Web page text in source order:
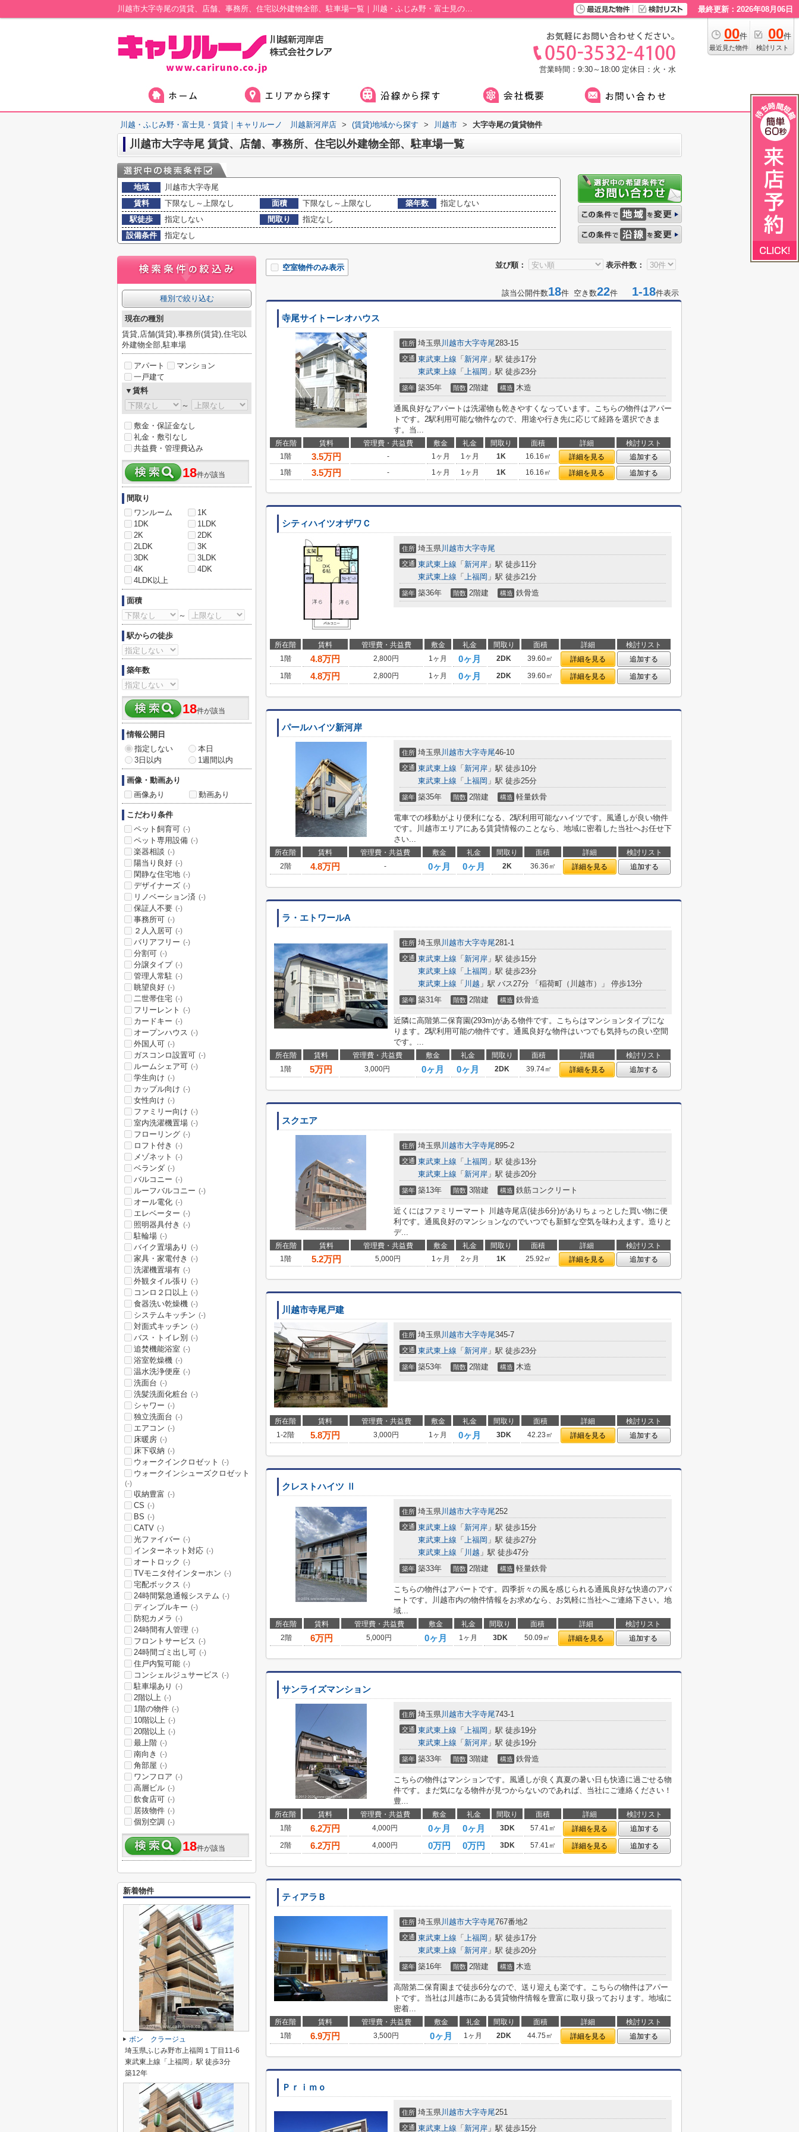
川越市大字寺尾の賃貸、店舗、事務所、住宅以外建物全部、駐車場一覧｜川越・ふじみ野・富士見の賃貸｜キャリルーノ 川越新河岸店 最終更新：2026年08月06日
00件
最近見た物件
00件
検討リスト
営業時間：9:30～18:00 定休日：火・水
川越・ふじみ野・富士見・賃貸｜キャリルーノ 川越新河岸店 > (賃貸)地域から探す > 川越市 > 大字寺尾の賃貸物件
川越市大字寺尾 賃貸、店舗、事務所、住宅以外建物全部、駐車場一覧
地域
川越市大字寺尾
賃料
下限なし～上限なし 面積 下限なし～上限なし 築年数
指定しない
駅徒歩
指定しない 間取り
指定なし
設備条件
指定なし
並び順： 表示件数：
空室物件のみ表示
該当公開件数18件 空き数22件 1-18件表示
寺尾サイトーレオハウス
住所 埼玉県川越市大字寺尾283-15
交通 東武東上線 「 新河岸 」駅 徒歩17分
東武東上線 「 上福岡 」駅 徒歩23分
築年 築35年 階数 2階建 構造 木造
通風良好なアパートは洗濯物も乾きやすくなっています。こちらの物件はアパー
トです。2駅利用可能な物件なので、用途や行き先に応じて経路を選択できま
す。当...
所在階 賃料 管理費・共益費 敷金 礼金 間取り 面積 詳細
検討リスト
1階
3.5万円 - 1ヶ月 1ヶ月 1K 16.16㎡ 詳細を見る
追加する
1階
3.5万円 - 1ヶ月 1ヶ月 1K 16.16㎡ 詳細を見る 追加する
シティハイツオザワＣ
住所 埼玉県川越市大字寺尾
交通 東武東上線 「 新河岸 」駅 徒歩11分
東武東上線 「 上福岡 」駅 徒歩21分
築年 築36年 階数 2階建 構造 鉄骨造
所在階 賃料 管理費・共益費 敷金 礼金 間取り 面積 詳細
検討リスト
1階
4.8万円 2,800円 1ヶ月 0ヶ月 2DK 39.60㎡ 詳細を見る
追加する
1階
4.8万円 2,800円 1ヶ月 0ヶ月 2DK 39.60㎡ 詳細を見る 追加する
パールハイツ新河岸
住所 埼玉県川越市大字寺尾46-10
交通 東武東上線 「 新河岸 」駅 徒歩10分
東武東上線 「 上福岡 」駅 徒歩25分
築年 築35年 階数 2階建 構造 軽量鉄骨
電車での移動がより便利になる、2駅利用可能なハイツです。風通しが良い物件
です。川越市エリアにある賃貸情報のことなら、地域に密着した当社へお任せ下
さい...
所在階 賃料 管理費・共益費 敷金 礼金 間取り 面積 詳細
検討リスト
2階
4.8万円 - 0ヶ月 0ヶ月 2K 36.36㎡ 詳細を見る 追加する
ラ・エトワールA
住所 埼玉県川越市大字寺尾281-1
交通 東武東上線 「 新河岸 」駅 徒歩15分
東武東上線 「 上福岡 」駅 徒歩23分
東武東上線 「 川越 」駅 バス27分 「稲荷町（川越市）」 停歩13分
築年 築31年 階数 2階建 構造 鉄骨造
近隣に高階第二保育園(293m)がある物件です。こちらはマンションタイプにな
ります。2駅利用可能の物件です。通風良好な物件はいつでも気持ちの良い空間
です。...
所在階 賃料 管理費・共益費 敷金 礼金 間取り 面積 詳細
検討リスト
1階
5万円 3,000円 0ヶ月 0ヶ月 2DK 39.74㎡ 詳細を見る 追加する
スクエア
住所 埼玉県川越市大字寺尾895-2
交通 東武東上線 「 上福岡 」駅 徒歩13分
東武東上線 「 新河岸 」駅 徒歩20分
築年 築13年 階数 3階建 構造 鉄筋コンクリート
近くにはファミリーマート 川越寺尾店(徒歩6分)がありちょっとした買い物に便
利です。通風良好のマンションなのでいつでも新鮮な空気を味わえます。造りと
デ...
所在階 賃料 管理費・共益費 敷金 礼金 間取り 面積 詳細
検討リスト
1階
5.2万円 5,000円 1ヶ月 2ヶ月 1K 25.92㎡ 詳細を見る 追加する
川越市寺尾戸建
住所 埼玉県川越市大字寺尾345-7
交通 東武東上線 「 新河岸 」駅 徒歩23分
築年 築53年 階数 2階建 構造 木造
所在階 賃料 管理費・共益費 敷金 礼金 間取り 面積 詳細
検討リスト
1-2階
5.8万円 3,000円 1ヶ月 0ヶ月 3DK 42.23㎡ 詳細を見る 追加する
クレストハイツ Ⅱ
住所 埼玉県川越市大字寺尾252
交通 東武東上線 「 新河岸 」駅 徒歩15分
東武東上線 「 上福岡 」駅 徒歩27分
東武東上線 「 川越 」駅 徒歩47分
築年 築33年 階数 2階建 構造 軽量鉄骨
こちらの物件はアパートです。四季折々の風を感じられる通風良好な快適のアパ
ートです。川越市内の物件情報をお求めなら、お気軽に当社へご連絡下さい。地
域...
所在階 賃料 管理費・共益費 敷金 礼金 間取り 面積 詳細
検討リスト
2階
6万円 5,000円 0ヶ月 1ヶ月 3DK 50.09㎡ 詳細を見る 追加する
サンライズマンション
住所 埼玉県川越市大字寺尾743-1
交通 東武東上線 「 上福岡 」駅 徒歩19分
東武東上線 「 新河岸 」駅 徒歩19分
築年 築33年 階数 3階建 構造 鉄骨造
こちらの物件はマンションです。風通しが良く真夏の暑い日も快適に過ごせる物
件です。まだ気になる物件が見つからないのであれば、当社にご連絡ください！
豊...
所在階 賃料 管理費・共益費 敷金 礼金 間取り 面積 詳細
検討リスト
1階
6.2万円 4,000円 0ヶ月 0ヶ月 3DK 57.41㎡ 詳細を見る
追加する
2階
6.2万円 4,000円 0万円 0万円 3DK 57.41㎡ 詳細を見る 追加する
ティアラＢ
住所 埼玉県川越市大字寺尾767番地2
交通 東武東上線 「 上福岡 」駅 徒歩17分
東武東上線 「 新河岸 」駅 徒歩20分
築年 築16年 階数 2階建 構造 木造
高階第二保育園まで徒歩6分なので、送り迎えも楽です。こちらの物件はアパー
トです。当社は川越市にある賃貸物件情報を豊富に取り扱っております。地域に
密着...
所在階 賃料 管理費・共益費 敷金 礼金 間取り 面積 詳細
検討リスト
1階
6.9万円 3,500円 0ヶ月 1ヶ月 2DK 44.75㎡ 詳細を見る 追加する
Ｐｒｉｍｏ
住所 埼玉県川越市大字寺尾251
交通 東武東上線 「 新河岸 」駅 徒歩15分
種別で絞り込む
現在の種別
賃貸,店舗(賃貸),事務所(賃貸),住宅以
外建物全部,駐車場
アパート
マンション
一戸建て
▼賃料
～
敷金・保証金なし
礼金・敷引なし
共益費・管理費込み
18件が該当
間取り
ワンルーム
1K
1DK
1LDK
2K
2DK
2LDK
3K
3DK
3LDK
4K
4DK
4LDK以上
面積
～
駅からの徒歩
築年数
18件が該当
情報公開日
指定しない
本日
3日以内
1週間以内
画像・動画あり
画像あり
動画あり
こだわり条件
ペット飼育可 (-)
ペット専用設備 (-)
楽器相談 (-)
陽当り良好 (-)
閑静な住宅地 (-)
デザイナーズ (-)
リノベーション済 (-)
保証人不要 (-)
事務所可 (-)
２人入居可 (-)
バリアフリー (-)
分割可 (-)
分譲タイプ (-)
管理人常駐 (-)
眺望良好 (-)
二世帯住宅 (-)
フリーレント (-)
カードキー (-)
オープンハウス (-)
外国人可 (-)
ガスコンロ設置可 (-)
ルームシェア可 (-)
学生向け (-)
カップル向け (-)
女性向け (-)
ファミリー向け (-)
室内洗濯機置場 (-)
フローリング (-)
ロフト付き (-)
メゾネット (-)
ベランダ (-)
バルコニー (-)
ルーフバルコニー (-)
オール電化 (-)
エレベーター (-)
照明器具付き (-)
駐輪場 (-)
バイク置場あり (-)
家具・家電付き (-)
洗濯機置場有 (-)
外観タイル張り (-)
コンロ２口以上 (-)
食器洗い乾燥機 (-)
システムキッチン (-)
対面式キッチン (-)
バス・トイレ別 (-)
追焚機能浴室 (-)
浴室乾燥機 (-)
温水洗浄便座 (-)
洗面台 (-)
洗髪洗面化粧台 (-)
シャワー (-)
独立洗面台 (-)
エアコン (-)
床暖房 (-)
床下収納 (-)
ウォークインクロゼット (-)
ウォークインシューズクロゼット
(-)
収納豊富 (-)
CS (-)
BS (-)
CATV (-)
光ファイバー (-)
インターネット対応 (-)
オートロック (-)
TVモニタ付インターホン (-)
宅配ボックス (-)
24時間緊急通報システム (-)
ディンプルキー (-)
防犯カメラ (-)
24時間有人管理 (-)
フロントサービス (-)
24時間ゴミ出し可 (-)
住戸内覧可能 (-)
コンシェルジュサービス (-)
駐車場あり (-)
2階以上 (-)
1階の物件 (-)
10階以上 (-)
20階以上 (-)
最上階 (-)
南向き (-)
角部屋 (-)
ワンフロア (-)
高層ビル (-)
飲食店可 (-)
居抜物件 (-)
個別空調 (-)
18件が該当
新着物件
ボン クラージュ
埼玉県ふじみ野市上福岡１丁目11-6
東武東上線「上福岡」駅 徒歩3分
築12年